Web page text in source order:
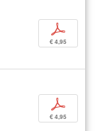
p
€ 4,95
p
€ 4,95